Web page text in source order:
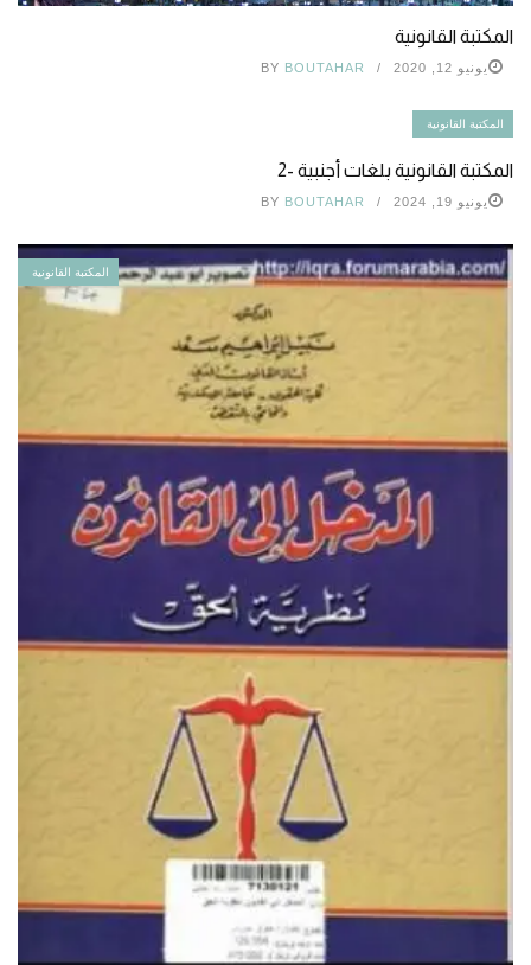
المكتبة القانونية
يونيو 12, 2020 BY BOUTAHAR
المكتبة القانونية
المكتبة القانونية بلغات أجنبية -2
يونيو 19, 2024 BY BOUTAHAR
المكتبة القانونية